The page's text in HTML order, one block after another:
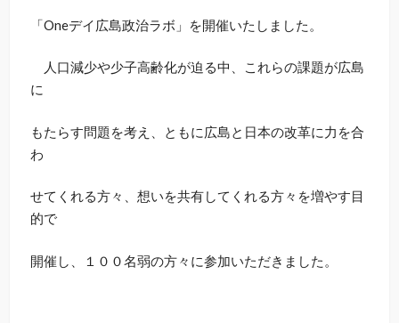
「Oneデイ広島政治ラボ」を開催いたしました。
人口減少や少子高齢化が迫る中、これらの課題が広島
に
もたらす問題を考え、ともに広島と日本の改革に力を合
わ
せてくれる方々、想いを共有してくれる方々を増やす目
的で
開催し、１００名弱の方々に参加いただきました。